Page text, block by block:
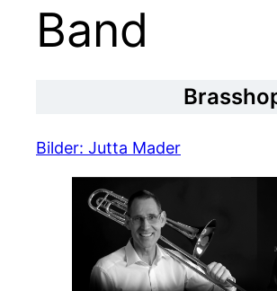
Band
Bilder: Jutta Mader